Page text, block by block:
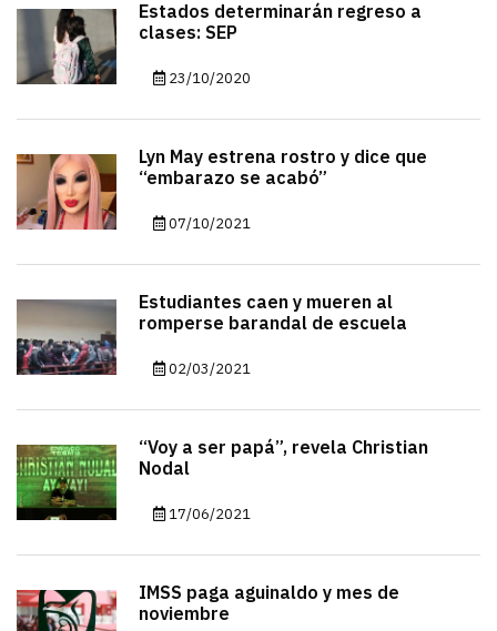
Estados determinarán regreso a
clases: SEP
23/10/2020
Lyn May estrena rostro y dice que
“embarazo se acabó”
07/10/2021
Estudiantes caen y mueren al
romperse barandal de escuela
02/03/2021
“Voy a ser papá”, revela Christian
Nodal
17/06/2021
IMSS paga aguinaldo y mes de
noviembre